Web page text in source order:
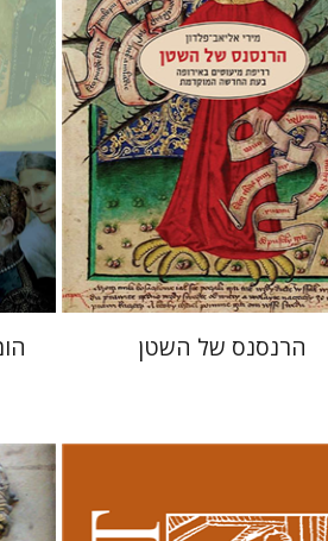
הנחת אתר ספר מודפס
$35
$32
הרנסנס של השטן